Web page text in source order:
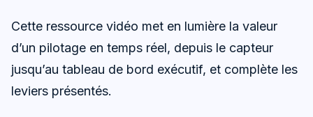
Cette ressource vidéo met en lumière la valeur
d’un pilotage en temps réel, depuis le capteur
jusqu’au tableau de bord exécutif, et complète les
leviers présentés.